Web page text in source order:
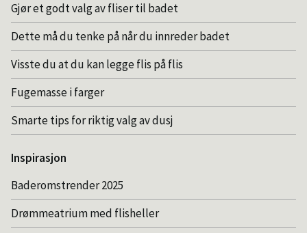
Gjør et godt valg av fliser til badet
Dette må du tenke på når du innreder badet
Visste du at du kan legge flis på flis
Fugemasse i farger
Smarte tips for riktig valg av dusj
Inspirasjon
Baderomstrender 2025
Drømmeatrium med flisheller